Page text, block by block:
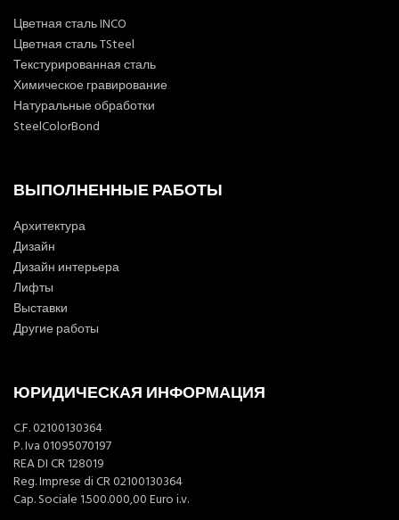
Цветная сталь INCO
Цветная сталь TSteel
Текстурированная сталь
Химическое гравирование
Натуральные обработки
SteelColorBond
ВЫПОЛНЕННЫЕ РАБОТЫ
Архитектура
Дизайн
Дизайн интерьера
Лифты
Выставки
Другие работы
ЮРИДИЧЕСКАЯ ИНФОРМАЦИЯ
C.F. 02100130364
P. Iva 01095070197
REA DI CR 128019
Reg. Imprese di CR 02100130364
Cap. Sociale 1.500.000,00 Euro i.v.